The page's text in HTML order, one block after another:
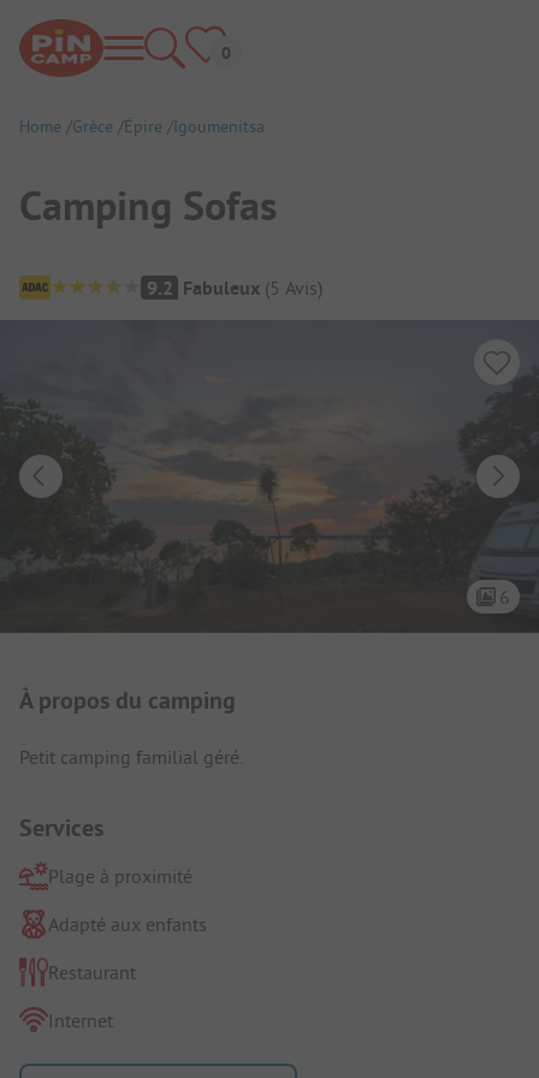
Home Grèce Épire Igoumenitsa
Camping Sofas
Aperçu du camping
9.2 Fabuleux (5 Avis)
6
Présentation du camping
À propos du camping
Petit camping familial géré.
Services
Plage à proximité
Adapté aux enfants
Restaurant
Internet